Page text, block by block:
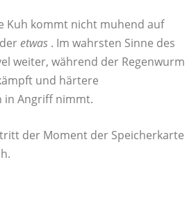
Kuh kommt nicht muhend auf
etwas . Im wahrsten Sinne des
weiter, während der Regenwurm
und härtere
in Angriff nimmt.
der Moment der Speicherkarte